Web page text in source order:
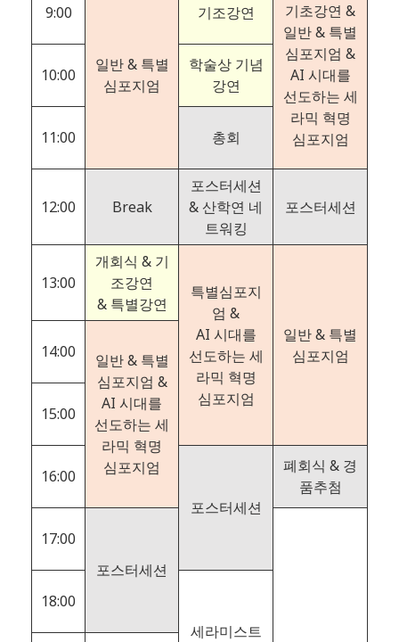
9:00
일반 & 특별
심포지엄
기조강연
기초강연 &
일반 & 특별
심포지엄 &
AI 시대를
선도하는 세
라믹 혁명
심포지엄
10:00
학술상 기념
강연
11:00 총회
12:00 Break
포스터세션
& 산학연 네
트워킹
포스터세션
13:00
개회식 & 기
조강연
& 특별강연
특별심포지
엄 &
AI 시대를
선도하는 세
라믹 혁명
심포지엄
일반 & 특별
심포지엄
14:00
일반 & 특별
심포지엄 &
AI 시대를
선도하는 세
라믹 혁명
심포지엄
15:00
16:00
포스터세션
폐회식 & 경
품추첨
17:00
포스터세션
18:00
세라미스트